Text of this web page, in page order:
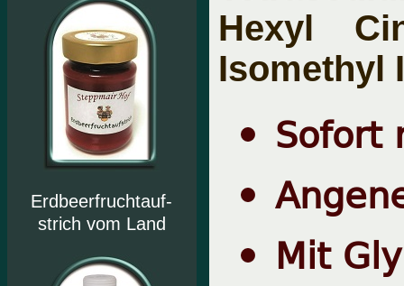
Erdbeerfruchtauf-
strich vom Land
Hexyl
Isomethyl
Sofort
Mit